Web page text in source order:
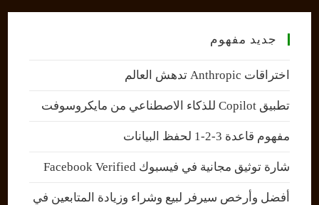
جديد مفهوم
اختراقات Anthropic تدهش العالم
تطبيق Copilot للذكاء الاصطناعي من مايكروسوفت
مفهوم قاعدة 3-2-1 لحفظ البيانات
شارة توثيق مجانية في فيسبوك Facebook Verified
أفضل وأرخص سيرفر لبيع وشراء وزيادة المتابعين في